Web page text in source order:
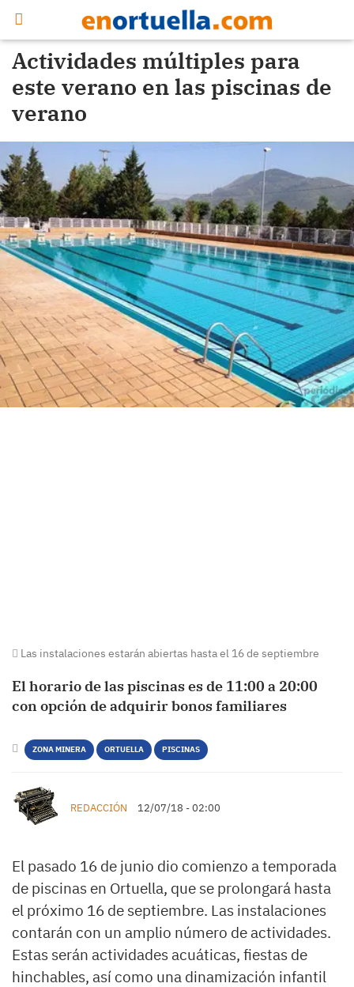
Actividades múltiples para
este verano en las piscinas de
verano
Las instalaciones estarán abiertas hasta el 16 de septiembre
El horario de las piscinas es de 11:00 a 20:00
con opción de adquirir bonos familiares
ZONA MINERA ORTUELLA PISCINAS
REDACCIÓN 12/07/18 - 02:00
El pasado 16 de junio dio comienzo a temporada
de piscinas en Ortuella, que se prolongará hasta
el próximo 16 de septiembre. Las instalaciones
contarán con un amplio número de actividades.
Estas serán actividades acuáticas, fiestas de
hinchables, así como una dinamización infantil